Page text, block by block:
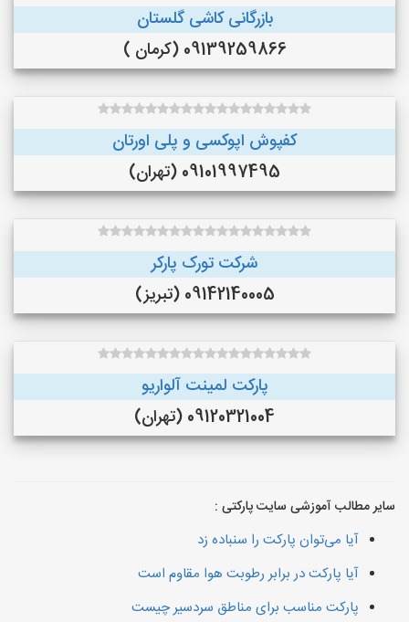
بازرگانی کاشی گلستان
09139259866 (کرمان )
کفپوش اپوکسی و پلی اورتان
09101997495 (تهران)
شرکت تورک پارکر
09142140005 (تبریز)
پارکت لمینت آلواریو
09120321004 (تهران)
سایر مطالب آموزشی سایت پارکتی :
آیا می‌توان پارکت را سنباده زد
آیا پارکت در برابر رطوبت هوا مقاوم است
پارکت مناسب برای مناطق سردسیر چیست